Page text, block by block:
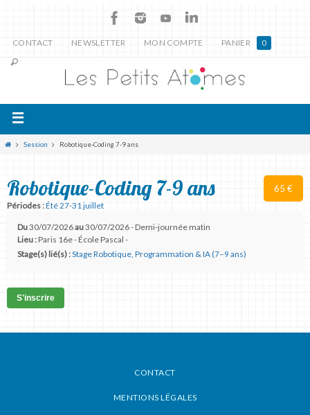
CONTACT NEWSLETTER MON COMPTE PANIER 0
Session Robotique-Coding 7-9 ans
65 €
Robotique-Coding 7-9 ans
Périodes :Été 27-31 juillet
Du30/07/2026au30/07/2026 - Demi-journée matin
Lieu :Paris 16e - École Pascal -
Stage(s) lié(s) :Stage Robotique, Programmation & IA (7–9 ans)
S'inscrire
CONTACT
MENTIONS LÉGALES